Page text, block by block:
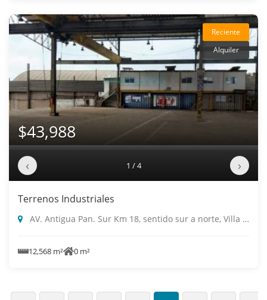
Reciente
Alquiler
$43,988
‹ 1 / 4 ›
Terrenos Industriales
AV. Antigua Pan. Sur Km 18, sentido sur a norte, Villa El Salvador
12,568 m² 0 m²